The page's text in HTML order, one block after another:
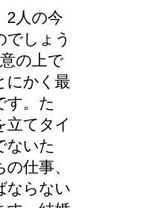
2人の今
でしょう
の上で
にかく最
す。た
立てタイ
ないた
仕事、
ならない